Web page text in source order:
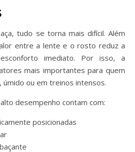
tudo se torna mais difícil. Além
entre a lente e o rosto reduz a
imediato. Por isso, a
mais importantes para quem
úmido ou em treinos intensos.
desempenho contam com:
posicionadas